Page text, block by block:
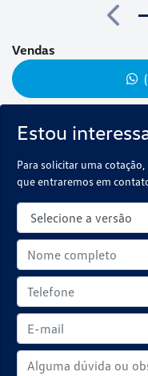
Estou
Para solicitar uma
que entraremos em
Vendas